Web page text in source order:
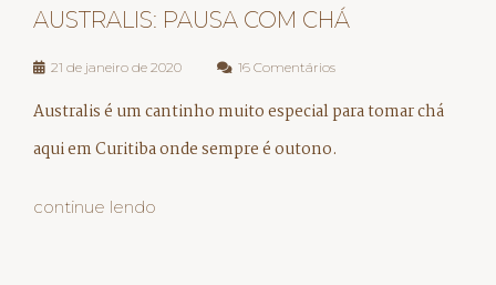
AUSTRALIS: PAUSA COM CHÁ
21 de janeiro de 2020 16 Comentários
Australis é um cantinho muito especial para tomar chá
aqui em Curitiba onde sempre é outono.
continue lendo